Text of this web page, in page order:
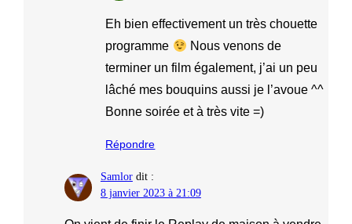
Eh bien effectivement un très chouette
programme
Nous venons de
terminer un film également, j’ai un peu
lâché mes bouquins aussi je l’avoue ^^
Bonne soirée et à très vite =)
Répondre
Samlor dit :
8 janvier 2023 à 21:09